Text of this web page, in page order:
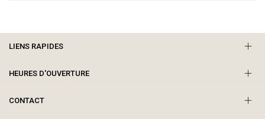
LIENS RAPIDES
HEURES D'OUVERTURE
CONTACT